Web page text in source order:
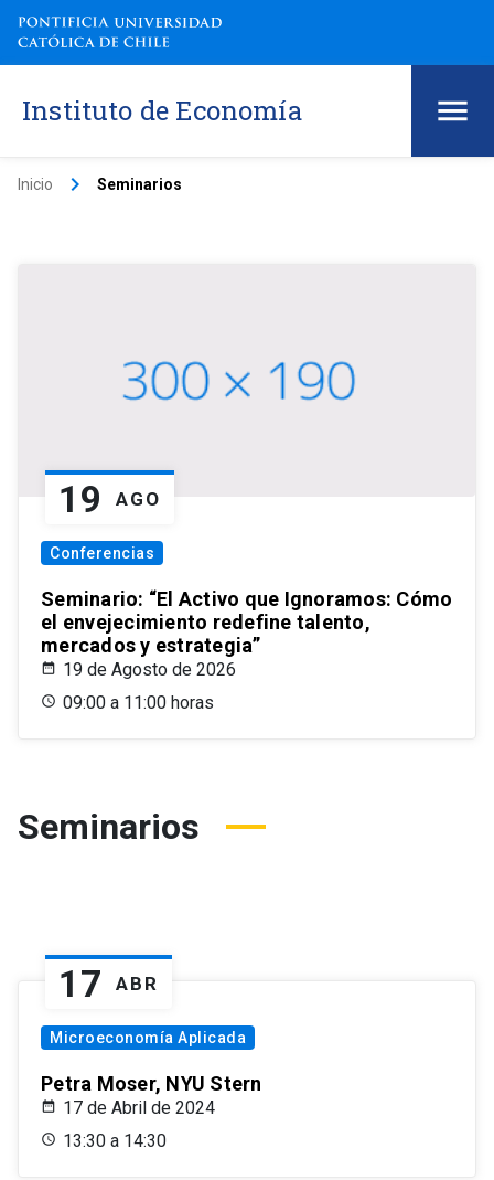
Instituto de Economía
Inicio keyboard_arrow_right Seminarios
19 AGO
Conferencias
Seminario: “El Activo que Ignoramos: Cómo
el envejecimiento redefine talento,
mercados y estrategia”
19 de Agosto de 2026
09:00 a 11:00 horas
Seminarios
17 ABR
Microeconomía Aplicada
Petra Moser, NYU Stern
17 de Abril de 2024
13:30 a 14:30